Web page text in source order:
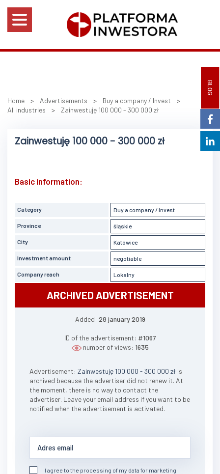
BLOG
Home > Advertisements > Buy a company / Invest >
All industries > Zainwestuję 100 000 - 300 000 zł
Zainwestuję 100 000 - 300 000 zł
Basic information:
Category Buy a company / Invest
Province śląskie
City Katowice
Investment amount negotiable
Company reach Lokalny
ARCHIVED ADVERTISEMENT
Added: 28 january 2019
ID of the advertisement: #1067
number of views: 1635
Advertisement: Zainwestuję 100 000 - 300 000 zł is
archived because the advertiser did not renew it. At
the moment, there is no way to contact the
advertiser. Leave your email address if you want to be
notified when the advertisement is activated.
I agree to the processing of my data for marketing